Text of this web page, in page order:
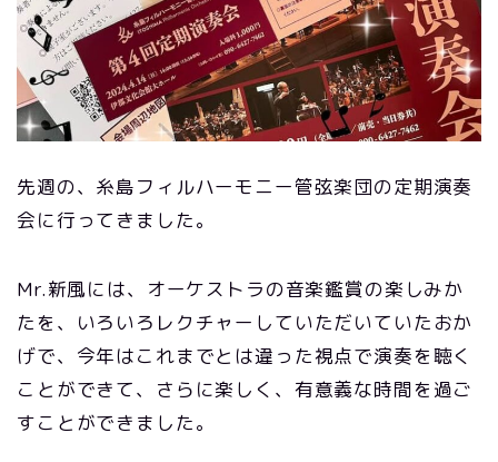
先週の、糸島フィルハーモニー管弦楽団の定期演奏
会に行ってきました。
Mr.新風には、オーケストラの音楽鑑賞の楽しみか
たを、いろいろレクチャーしていただいていたおか
げで、今年はこれまでとは違った視点で演奏を聴く
ことができて、さらに楽しく、有意義な時間を過ご
すことができました。